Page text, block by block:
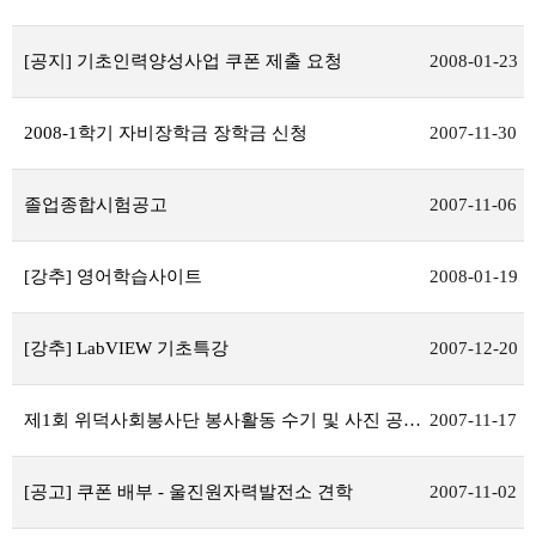
[공지] 기초인력양성사업 쿠폰 제출 요청 2008-01-23
2008-1학기 자비장학금 장학금 신청 2007-11-30
졸업종합시험공고 2007-11-06
[강추] 영어학습사이트 2008-01-19
[강추] LabVIEW 기초특강 2007-12-20
제1회 위덕사회봉사단 봉사활동 수기 및 사진 공모전 2007-11-17
[공고] 쿠폰 배부 - 울진원자력발전소 견학 2007-11-02